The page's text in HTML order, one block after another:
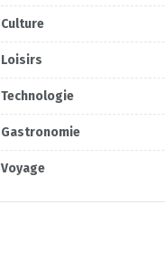
Culture
Loisirs
Technologie
Gastronomie
Voyage